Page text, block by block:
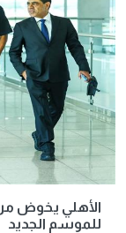
الأهلي يخوض
للموسم الجديد